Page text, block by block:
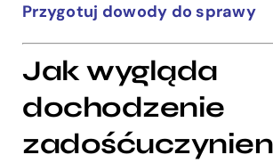
Przygotuj dowody do sprawy
Jak wygląda
dochodzenie